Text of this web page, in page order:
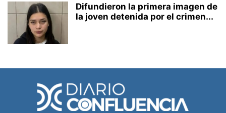
Difundieron la primera imagen de
la joven detenida por el crimen...